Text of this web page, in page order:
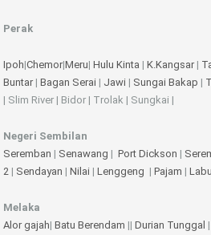
Perak
Ipoh|Chemor|Meru| Hulu Kinta | K.Kangsar|
Buntar| Bagan Serai | Jawi | Sungai Bakap |
| Slim River | Bidor | Trolak | Sungkai |
Negeri Sembilan
Seremban | Senawang | Port Dickson |
2 | Sendayan | Nilai | Lenggeng | Pajam | Labu
Melaka
Alor gajah| Batu Berendam || Durian Tunggal |